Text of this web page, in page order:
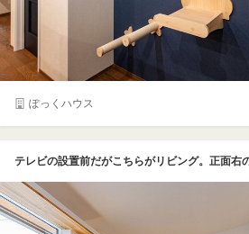
ぽっくハウス